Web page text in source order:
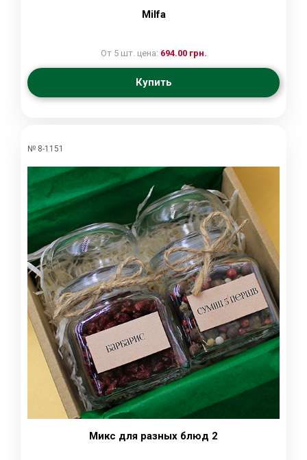
Milfa
От 5 шт. цена: 694.00 грн.
Купить
№ 8-1151
Микс для разных блюд 2